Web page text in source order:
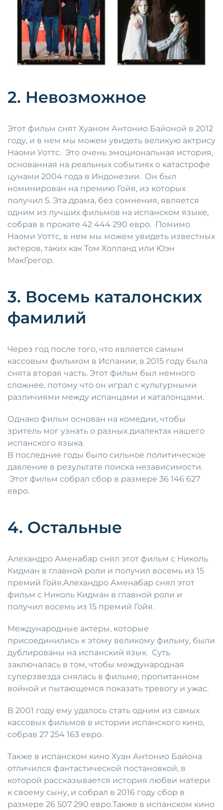
2. Невозможное
Этот фильм снят Хуаном Антонио Байоной в 2012
году, и в нем мы можем увидеть великую актрису
Наоми Уоттс. Это очень эмоциональная история,
основанная на реальных событиях о катастрофе
цунами 2004 года в Индонезии. Он был
номинирован на премию Гойя, из которых
получил 5. Эта драма, без сомнения, является
одним из лучших фильмов на испанском языке,
собрав в прокате 42 444 290 евро. Помимо
Наоми Уоттс, в нем мы можем увидеть известных
актеров, таких как Том Холланд или Юэн
МакГрегор.
3. Восемь каталонских
фамилий
Через год после того, что является самым
кассовым фильмом в Испании, в 2015 году была
снята вторая часть. Этот фильм был немного
сложнее, потому что он играл с культурными
различиями между испанцами и каталонцами.
Однако фильм основан на комедии, чтобы
зритель мог узнать о разных диалектах нашего
испанского языка.
В последние годы было сильное политическое
давление в результате поиска независимости.
Этот фильм собрал сбор в размере 36 146 627
евро.
4. Остальные
Алехандро Аменабар снял этот фильм с Николь
Кидман в главной роли и получил восемь из 15
премий Гойя.Алехандро Аменабар снял этот
фильм с Николь Кидман в главной роли и
получил восемь из 15 премий Гойя.
Международные актеры, которые
присоединились к этому великому фильму, были
дублированы на испанский язык. Суть
заключалась в том, чтобы международная
суперзвезда снялась в фильме, пропитанном
войной и пытающемся показать тревогу и ужас.
В 2001 году ему удалось стать одним из самых
кассовых фильмов в истории испанского кино,
собрав 27 254 163 евро.
Также в испанском кино Хуан Антонио Байона
отличился фантастической постановкой, в
которой рассказывается история любви матери
к своему сыну, и собрал в 2016 году сбор в
размере 26 507 290 евро.Также в испанском кино